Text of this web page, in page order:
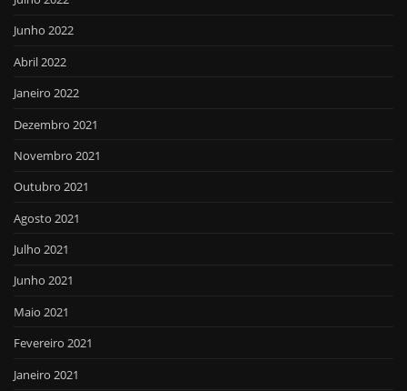
Junho 2022
Abril 2022
Janeiro 2022
Dezembro 2021
Novembro 2021
Outubro 2021
Agosto 2021
Julho 2021
Junho 2021
Maio 2021
Fevereiro 2021
Janeiro 2021